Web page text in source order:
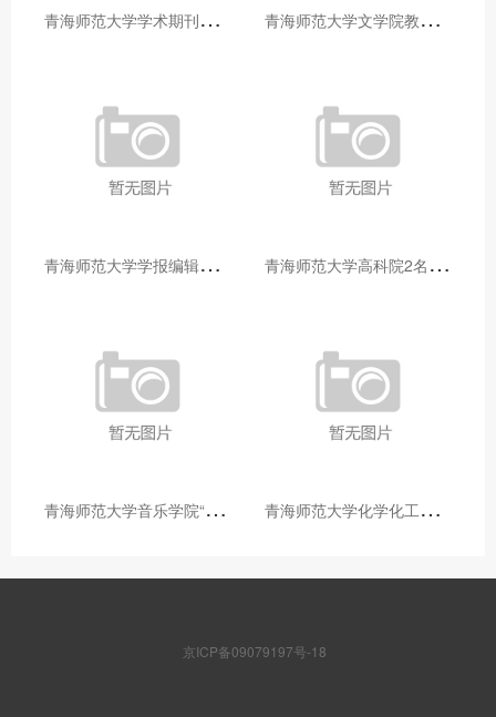
青
海师范大学学术期刊两个专栏入选2025年青海省期刊重点专栏 青
海师范大学文学院教师赴山东省相关高校和学术机构交流学习
青
海师范大学学报编辑部赴大通县城关镇上毛佰胜村开展帮扶慰问活动 青
海师范大学高科院2名专家当选中国科学院院士
青
海师范大学音乐学院“青舞华章”本科舞蹈专业中期汇报圆满落幕 青
海师范大学化学化工学院开展铸牢中华民族共同体意识大讲堂活动
京ICP备09079197号-18